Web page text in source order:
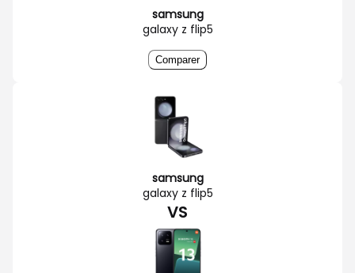
samsung
galaxy z flip5
Comparer
samsung
galaxy z flip5
VS